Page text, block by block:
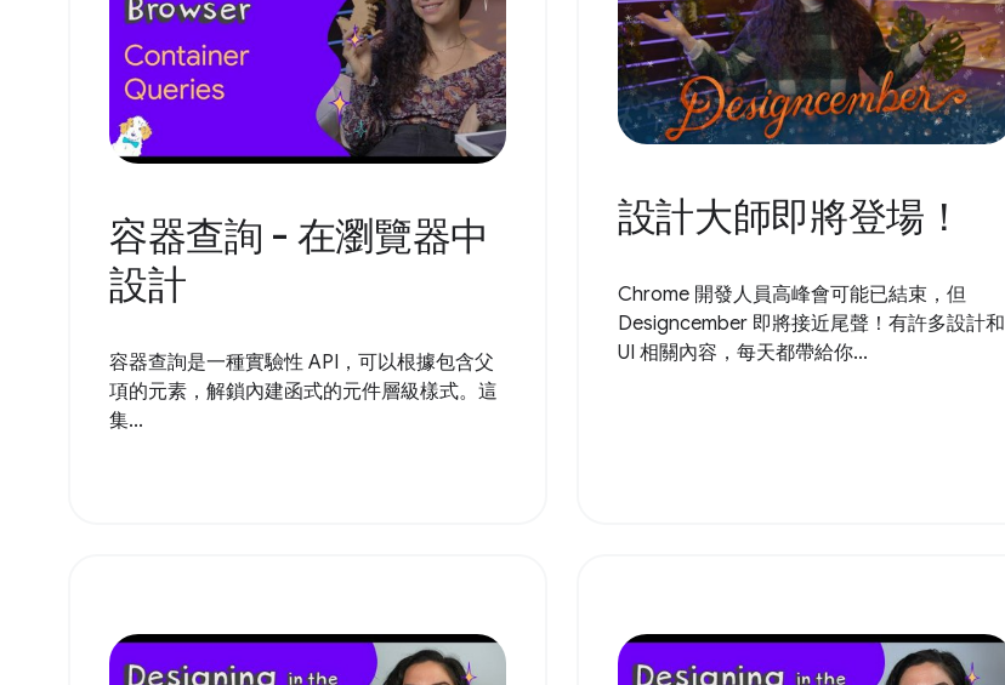
容器查詢 - 在瀏覽器中
設計
容器查詢是一種實驗性 API，可以根據包含父
項的元素，解鎖內建函式的元件層級樣式。這
集...
設計大師即將登場！
Chrome 開發人員高峰會可能已結束，但
Designcember 即將接近尾聲！有許多設計和
UI 相關內容，每天都帶給你...